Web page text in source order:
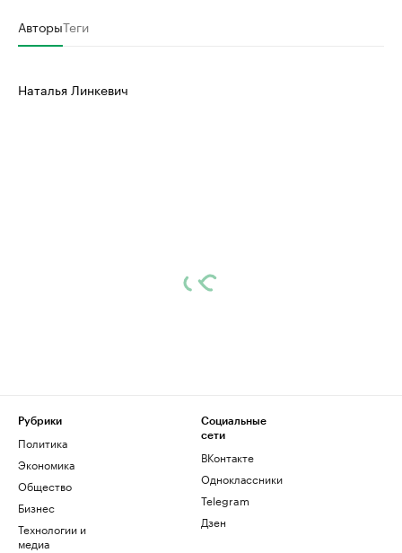
АвторыТеги
Наталья Линкевич
Рубрики
Политика
Экономика
Общество
Бизнес
Технологии и
медиа
Социальные
сети
ВКонтакте
Одноклассники
Telegram
Дзен